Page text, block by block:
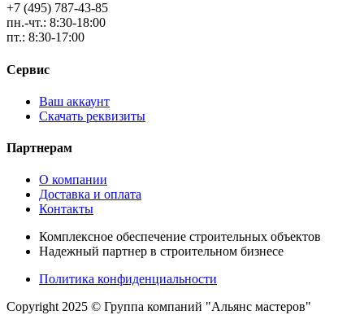
+7 (495) 787-43-85
пн.-чт.: 8:30-18:00
пт.: 8:30-17:00
Сервис
Ваш аккаунт
Скачать реквизиты
Партнерам
О компании
Доставка и оплата
Контакты
Комплексное обеспечение строительных объектов
Надежный партнер в строительном бизнесе
Политика конфиденциальности
Copyright 2025 © Группа компаний "Альянс мастеров"